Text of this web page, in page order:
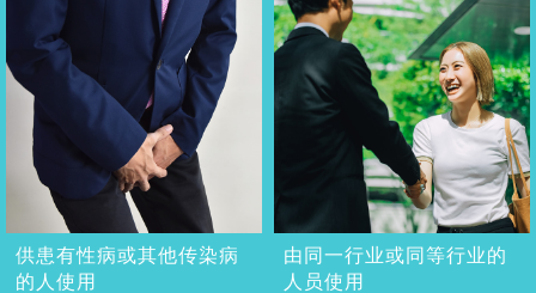
供患有性病或其他传染病
的人使用
由同一行业或同等行业的
人员使用